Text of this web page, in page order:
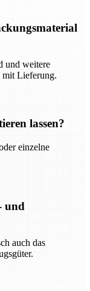
und weitere
mit Lieferung.
lassen?
einzelne
und
auch das